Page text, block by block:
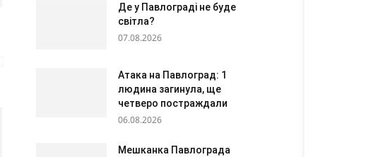
Де у Павлограді не буде
світла?
07.08.2026
Атака на Павлоград: 1
людина загинула, ще
четверо постраждали
06.08.2026
Мешканка Павлограда